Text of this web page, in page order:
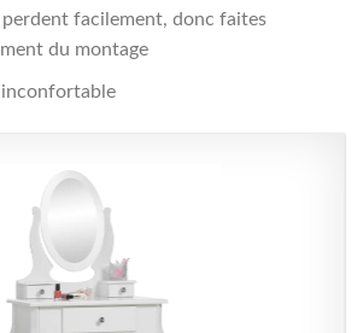
perdent facilement, donc faites
du montage